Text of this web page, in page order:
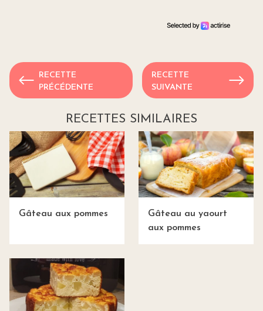
RECETTE
PRÉCÉDENTE
RECETTE
SUIVANTE
RECETTES SIMILAIRES
Gâteau aux pommes
Gâteau au yaourt
aux pommes